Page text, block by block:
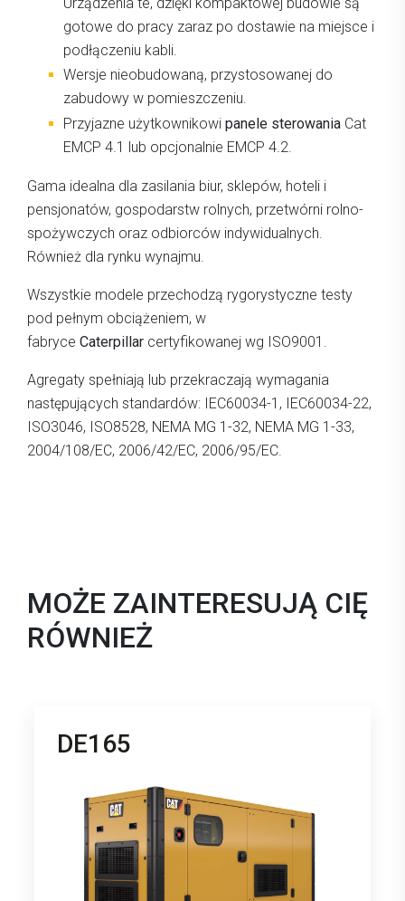
gotowe do pracy zaraz po dostawie na miejsce i
podłączeniu kabli.
Wersje nieobudowaną, przystosowanej do
zabudowy w pomieszczeniu.
Przyjazne użytkownikowi panele sterowania Cat
EMCP 4.1 lub opcjonalnie EMCP 4.2.
Gama idealna dla zasilania biur, sklepów, hoteli i
pensjonatów, gospodarstw rolnych, przetwórni rolno-
spożywczych oraz odbiorców indywidualnych.
Również dla rynku wynajmu.
Wszystkie modele przechodzą rygorystyczne testy
pod pełnym obciążeniem, w
fabryce Caterpillar certyfikowanej wg ISO9001.
Agregaty spełniają lub przekraczają wymagania
następujących standardów: IEC60034-1, IEC60034-22,
ISO3046, ISO8528, NEMA MG 1-32, NEMA MG 1-33,
2004/108/EC, 2006/42/EC, 2006/95/EC.
MOŻE ZAINTERESUJĄ CIĘ
RÓWNIEŻ
DE165